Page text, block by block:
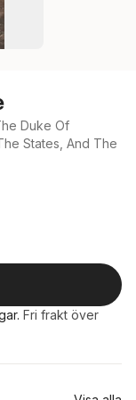
Duke Of
States, And The
. Fri frakt över